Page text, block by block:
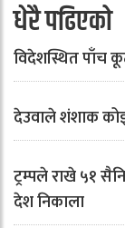
धेरै पढिएको
विदेशस्थित पाँच
देउवाले शंशाक
ट्रम्पले राखे ५१
देश निकाला